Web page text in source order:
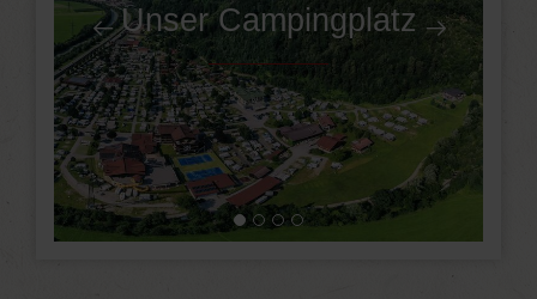
Unser Campingplatz